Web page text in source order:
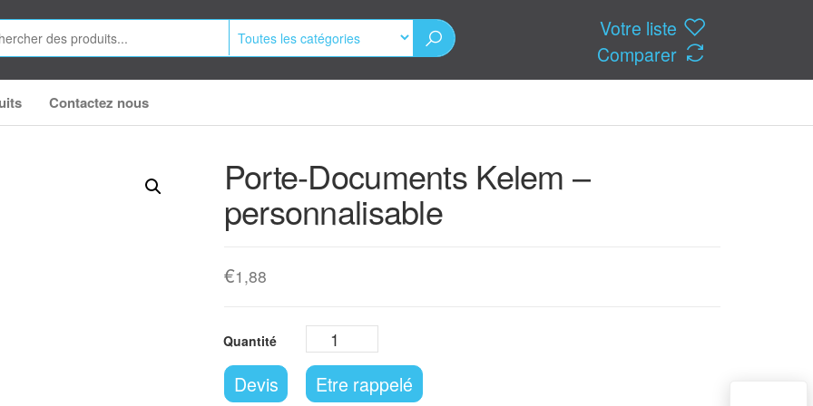
Votre liste
Comparer
Contactez nous
Porte-Documents Kelem –
personnalisable
€1,88
Devis Etre rappelé